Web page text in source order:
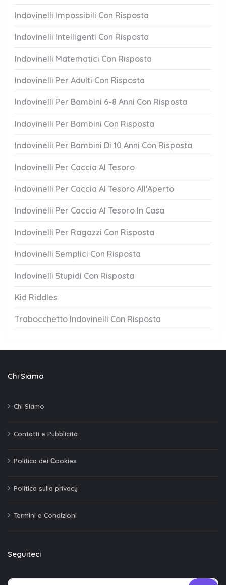
Indovinelli Impossibili Con Risposta
Indovinelli Intelligenti Con Risposta
Indovinelli Matematici Con Risposta
Indovinelli Per Adulti Con Risposta
Indovinelli Per Bambini 6-8 Anni Con Risposta
Indovinelli Per Bambini Con Risposta
Indovinelli Per Bambini Di 10 Anni Con Risposta
Indovinelli Per Caccia Al Tesoro
Indovinelli Per Caccia Al Tesoro All'Aperto
Indovinelli Per Caccia Al Tesoro In Casa
Indovinelli Per Ragazzi Con Risposta
Indovinelli Semplici Con Risposta
Indovinelli Stupidi Con Risposta
Kid Riddles
Trabocchetto Indovinelli Con Risposta
Chi Siamo
Chi Siamo
Contatti e Pubblicità
Politica dei Сookies
Politica sulla privacy
Termini e Condizioni
Seguiteci